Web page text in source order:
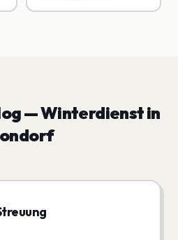
—Winterdienstin